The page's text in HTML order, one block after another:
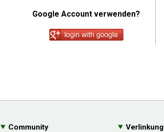
Google Account verwenden?
Community Verlinkung